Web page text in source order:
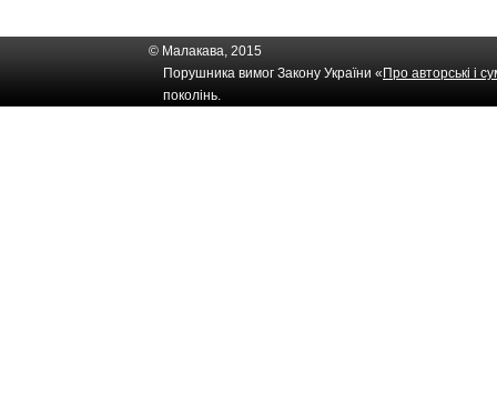
© Малакава, 2015
Порушника вимог Закону України « Про авторські і
поколінь.